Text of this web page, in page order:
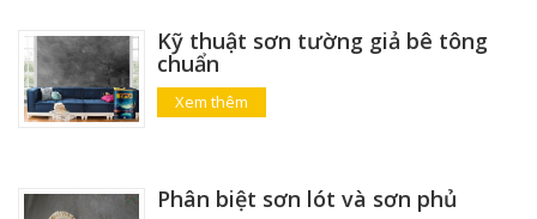
Kỹ thuật sơn tường giả bê tông
chuẩn
Xem thêm
Phân biệt sơn lót và sơn phủ